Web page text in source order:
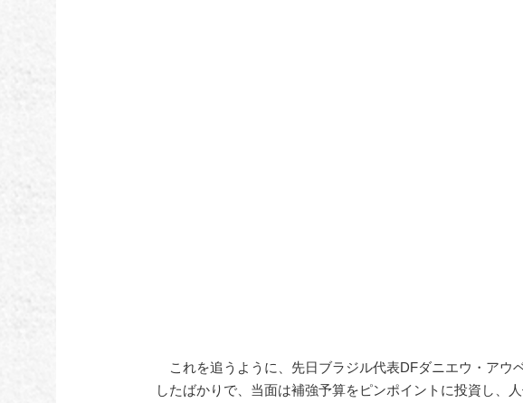
これを追うように、先日ブラジル代表DFダニエウ・アウ
したばかりで、当面は補強予算をピンポイントに投資し、